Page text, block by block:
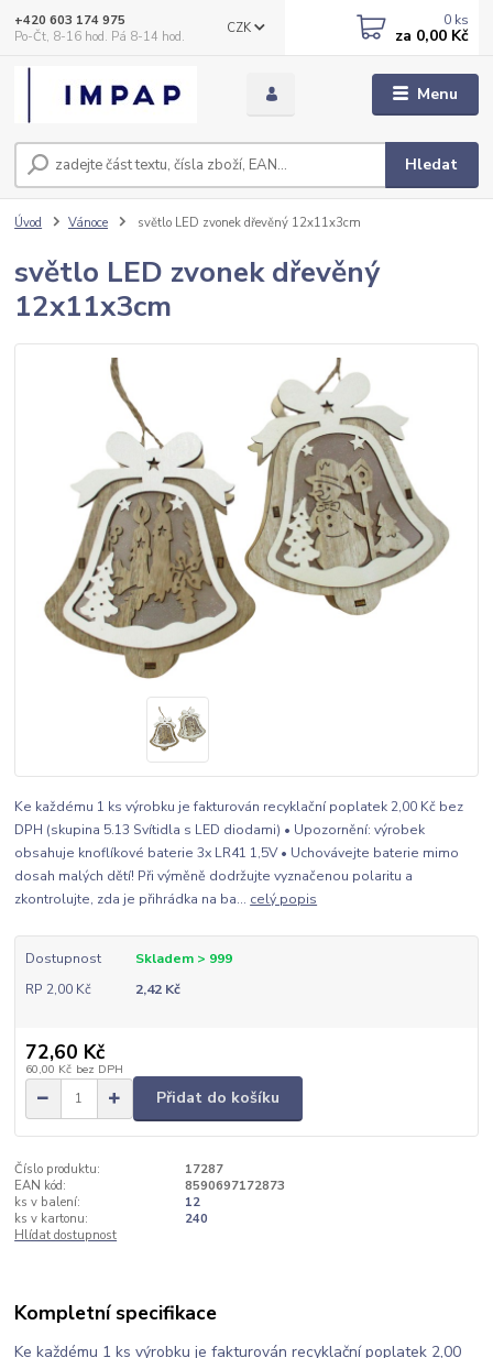
Menu
CZK
Hledat
+420 603 174 975
Po-Čt, 8-16 hod. Pá 8-14 hod.
0 ks
za 0,00 Kč
Úvod Vánoce světlo LED zvonek dřevěný 12x11x3cm
světlo LED zvonek dřevěný
12x11x3cm
Ke každému 1 ks výrobku je fakturován recyklační poplatek 2,00 Kč bez
DPH (skupina 5.13 Svítidla s LED diodami) • Upozornění: výrobek
obsahuje knoflíkové baterie 3x LR41 1,5V • Uchovávejte baterie mimo
dosah malých dětí! Při výměně dodržujte vyznačenou polaritu a
zkontrolujte, zda je přihrádka na ba... celý popis
Dostupnost
Skladem > 999
RP 2,00 Kč
2,42 Kč
72,60 Kč
60,00 Kč bez DPH
Přidat do košíku
Číslo produktu:
17287
EAN kód:
8590697172873
ks v balení:
12
ks v kartonu:
240
Hlídat dostupnost
Kompletní specifikace
Ke každému 1 ks výrobku je fakturován recyklační poplatek 2,00